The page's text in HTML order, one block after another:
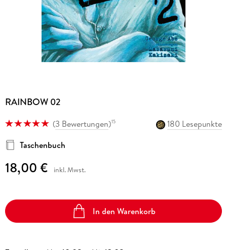
RAINBOW 02
(3 Bewertungen)15
180 Lesepunkte
Taschenbuch
18,00 € inkl. Mwst.
In den Warenkorb